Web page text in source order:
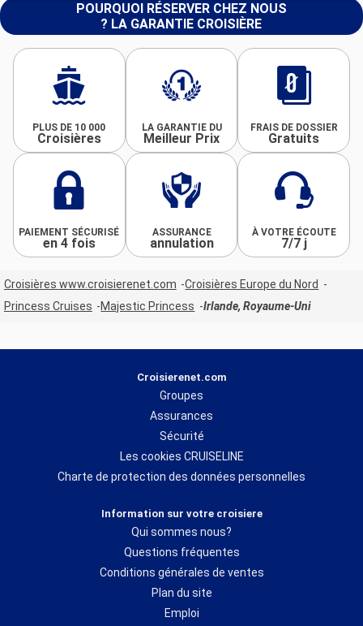
POURQUOI RÉSERVER CHEZ NOUS
? LA GARANTIE CROISIÈRE
PLUS DE 10 000
Croisières
LA GARANTIE DU
Meilleur Prix
FRAIS DE DOSSIER
Gratuits
PAIEMENT SÉCURISÉ
en 4 fois
ASSURANCE
annulation
À VOTRE ÉCOUTE
7/7 j
Croisières www.croisierenet.com
Croisières Europe du Nord
Princess Cruises
Majestic Princess Irlande, Royaume-Uni
Croisierenet.com
Groupes
Assurances
Sécurité
Les cookies CRUISELINE
Charte de protection des données personnelles
Information sur votre croisiere
Qui sommes nous?
Questions fréquentes
Conditions générales de ventes
Plan du site
Emploi